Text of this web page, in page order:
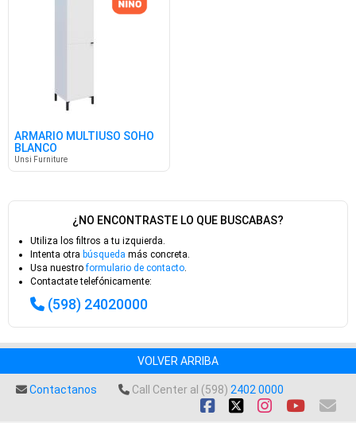
ARMARIO MULTIUSO SOHO
BLANCO
Unsi Furniture
¿NO ENCONTRASTE LO QUE BUSCABAS?
Utiliza los filtros a tu izquierda.
Intenta otra búsqueda más concreta.
Usa nuestroformulario de contacto.
Contactate telefónicamente:
(598) 24020000
VOLVER ARRIBA
Contactanos Call Center al (598) 2402 0000